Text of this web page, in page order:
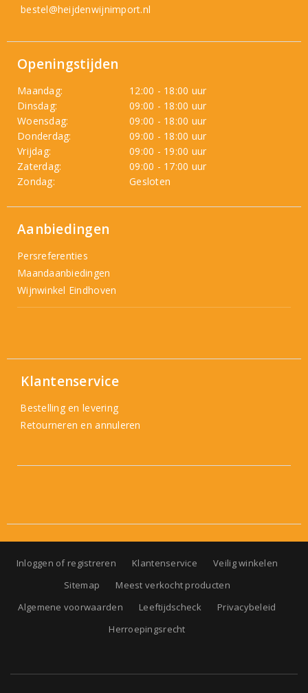
bestel@heijdenwijnimport.nl
Openingstijden
Maandag:
12:00 - 18:00 uur
Dinsdag:
09:00 - 18:00 uur
Woensdag:
09:00 - 18:00 uur
Donderdag:
09:00 - 18:00 uur
Vrijdag:
09:00 - 19:00 uur
Zaterdag:
09:00 - 17:00 uur
Zondag:
Gesloten
Aanbiedingen
Persreferenties
Maandaanbiedingen
Wijnwinkel Eindhoven
Klantenservice
Bestelling en levering
Retourneren en annuleren
Inloggen of registreren Klantenservice
Veilig winkelen
Sitemap
Meest verkocht producten
Algemene voorwaarden
Leeftijdscheck
Privacybeleid
Herroepingsrecht